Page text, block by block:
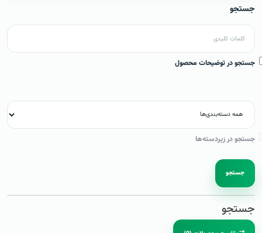
جستجو
جستجو در توضیحات محصول
جستجو در زیردسته‌ها
جستجو
جستجو